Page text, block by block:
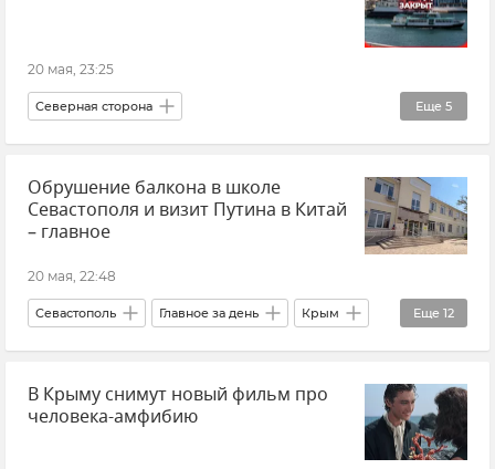
20 мая, 23:25
Еще 5
Северная сторона
Безопасность Республики Крым и Севастополя
Морской транспорт
Паромы и катера в Севастополе
Обрушение балкона в школе
Севастополя и визит Путина в Китай
– главное
20 мая, 22:48
Еще 12
Севастополь Главное за день Крым
Кубань Краснодарский край
Атаки ВСУ Происшествия
В Крыму снимут новый фильм про
человека-амфибию